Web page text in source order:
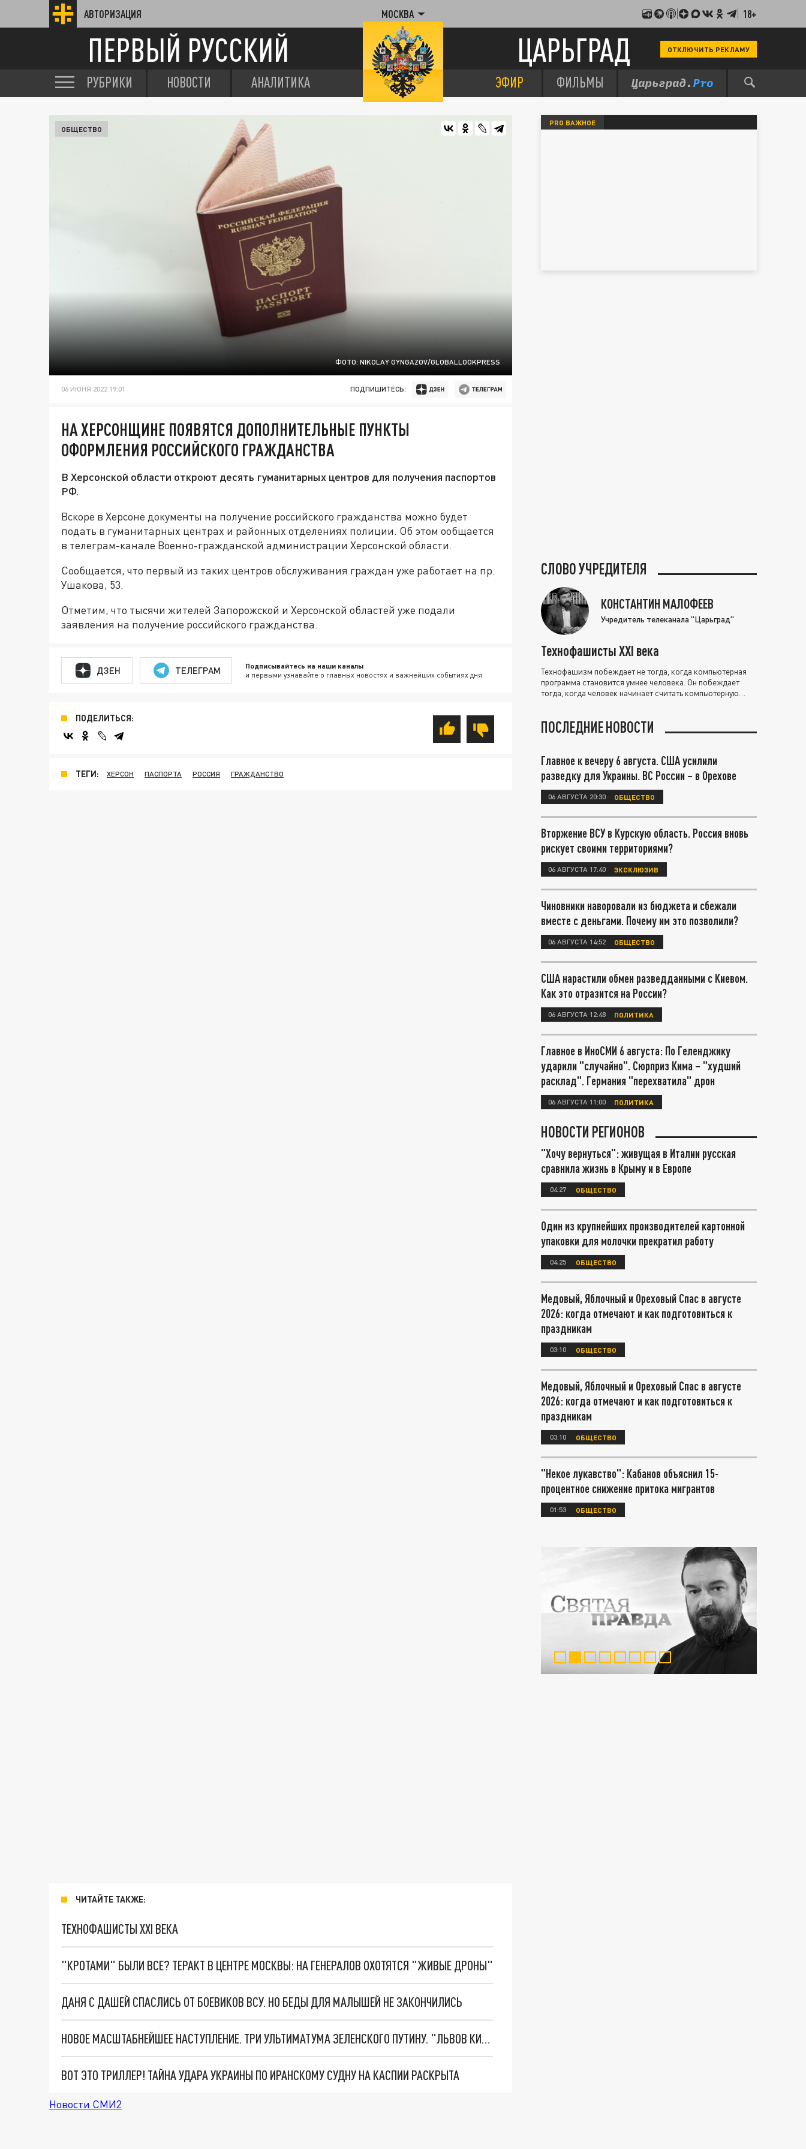
АВТОРИЗАЦИЯ МОСКВА 18+
ПЕРВЫЙ РУССКИЙ ЦАРЬГРАД ОТКЛЮЧИТЬ РЕКЛАМУ
РУБРИКИ НОВОСТИ АНАЛИТИКА ЭФИР ФИЛЬМЫ
ФОТО: NIKOLAY GYNGAZOV/GLOBALLOOKPRESS
ОБЩЕСТВО
06 ИЮНЯ 2022 19:01 ПОДПИШИТЕСЬ:
НА ХЕРСОНЩИНЕ ПОЯВЯТСЯ ДОПОЛНИТЕЛЬНЫЕ ПУНКТЫ
ОФОРМЛЕНИЯ РОССИЙСКОГО ГРАЖДАНСТВА
В Херсонской области откроют десять гуманитарных центров для получения паспортов
РФ.
Вскоре в Херсоне документы на получение российского гражданства можно будет
подать в гуманитарных центрах и районных отделениях полиции. Об этом ообщается
в телеграм-канале Военно-гражданской администрации Херсонской области.
Сообщается, что первый из таких центров обслуживания граждан уже работает на пр.
Ушакова, 53.
Отметим, что тысячи жителей Запорожской и Херсонской областей уже подали
заявления на получение российского гражданства.
ДЗЕН ТЕЛЕГРАМ Подписывайтесь на наши каналы
и первыми узнавайте о главных новостях и важнейших событиях дня.
ПОДЕЛИТЬСЯ:
ТЕГИ: ХЕРСОН ПАСПОРТА РОССИЯ ГРАЖДАНСТВО
ЧИТАЙТЕ ТАКЖЕ:
ТЕХНОФАШИСТЫ XXI ВЕКА
"КРОТАМИ" БЫЛИ ВСЕ? ТЕРАКТ В ЦЕНТРЕ МОСКВЫ: НА ГЕНЕРАЛОВ ОХОТЯТСЯ "ЖИВЫЕ ДРОНЫ"
ДАНЯ С ДАШЕЙ СПАСЛИСЬ ОТ БОЕВИКОВ ВСУ. НО БЕДЫ ДЛЯ МАЛЫШЕЙ НЕ ЗАКОНЧИЛИСЬ
НОВОЕ МАСШТАБНЕЙШЕЕ НАСТУПЛЕНИЕ. ТРИ УЛЬТИМАТУМА ЗЕЛЕНСКОГО ПУТИНУ. "ЛЬВОВ КИМА" ПОСТАВЯТ НА ПВО? ГЛОБАЛЬНЫЙ ПРОРЫВ ПОД ЗАПОРОЖЬЕМ
ВОТ ЭТО ТРИЛЛЕР! ТАЙНА УДАРА УКРАИНЫ ПО ИРАНСКОМУ СУДНУ НА КАСПИИ РАСКРЫТА
Новости СМИ2
PRO ВАЖНОЕ
СЛОВО УЧРЕДИТЕЛЯ
КОНСТАНТИН МАЛОФЕЕВ
Учредитель телеканала "Царьград"
Технофашисты XXI века
Технофашизм побеждает не тогда, когда компьютерная
программа становится умнее человека. Он побеждает
тогда, когда человек начинает считать компьютерную
ПОСЛЕДНИЕ НОВОСТИ
Главное к вечеру 6 августа. США усилили
разведку для Украины. ВС России – в Орехове
06 АВГУСТА 20:30 ОБЩЕСТВО
Вторжение ВСУ в Курскую область. Россия вновь
рискует своими территориями?
06 АВГУСТА 17:40 ЭКСКЛЮЗИВ
Чиновники наворовали из бюджета и сбежали
вместе с деньгами. Почему им это позволили?
06 АВГУСТА 14:52 ОБЩЕСТВО
США нарастили обмен разведданными с Киевом.
Как это отразится на России?
06 АВГУСТА 12:48 ПОЛИТИКА
Главное в ИноСМИ 6 августа: По Геленджику
ударили "случайно". Сюрприз Кима – "худший
расклад". Германия "перехватила" дрон
06 АВГУСТА 11:00 ПОЛИТИКА
НОВОСТИ РЕГИОНОВ
"Хочу вернуться": живущая в Италии русская
сравнила жизнь в Крыму и в Европе
04:27 ОБЩЕСТВО
Один из крупнейших производителей картонной
упаковки для молочки прекратил работу
04:25 ОБЩЕСТВО
Медовый, Яблочный и Ореховый Спас в августе
2026: когда отмечают и как подготовиться к
праздникам
03:10 ОБЩЕСТВО
Медовый, Яблочный и Ореховый Спас в августе
2026: когда отмечают и как подготовиться к
праздникам
03:10 ОБЩЕСТВО
"Некое лукавство": Кабанов объяснил 15-
процентное снижение притока мигрантов
01:53 ОБЩЕСТВО